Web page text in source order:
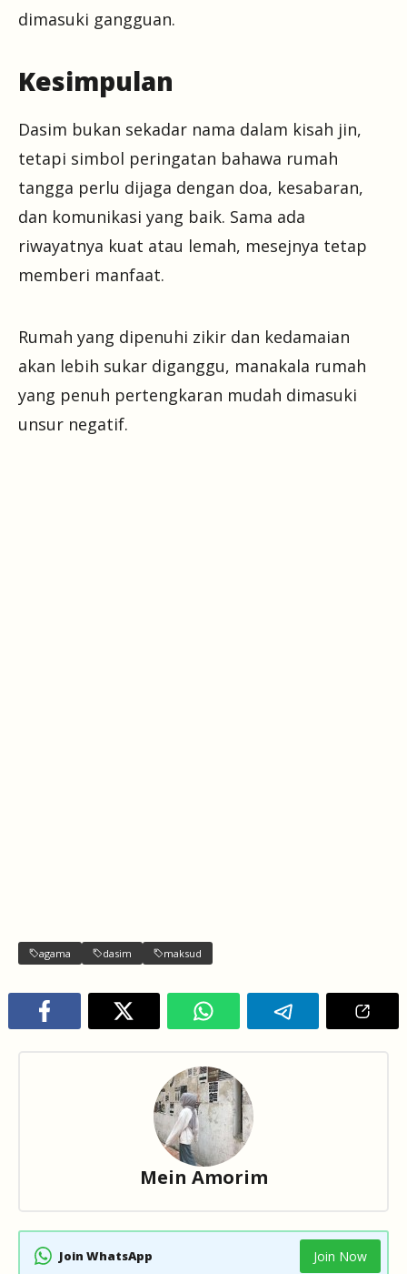
dimasuki gangguan.
Kesimpulan
Dasim bukan sekadar nama dalam kisah jin,
tetapi simbol peringatan bahawa rumah
tangga perlu dijaga dengan doa, kesabaran,
dan komunikasi yang baik. Sama ada
riwayatnya kuat atau lemah, mesejnya tetap
memberi manfaat.
Rumah yang dipenuhi zikir dan kedamaian
akan lebih sukar diganggu, manakala rumah
yang penuh pertengkaran mudah dimasuki
unsur negatif.
agama dasim maksud
Mein Amorim
Join WhatsApp Join Now